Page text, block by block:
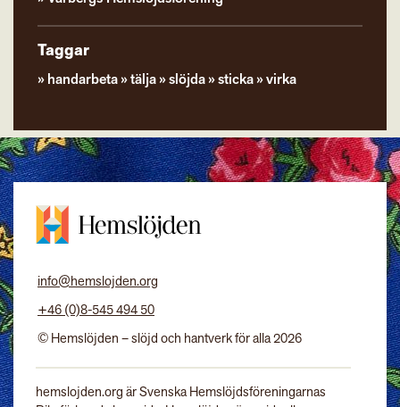
Taggar
handarbeta tälja slöjda sticka virka
info@hemslojden.org
+46 (0)8-545 494 50
© Hemslöjden – slöjd och hantverk för alla 2026
hemslojden.org är Svenska Hemslöjdsföreningarnas